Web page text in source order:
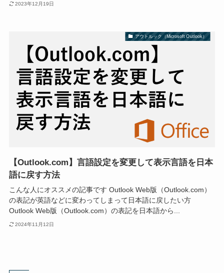
2023年12月19日
アウトルック（Microsoft Outlook）
【Outlook.com】言語設定を変更して表示言語を日本
語に戻す方法
こんな人にオススメの記事です Outlook Web版（Outlook.com）
の表記が英語などに変わってしまって日本語に戻したい方
Outlook Web版（Outlook.com）の表記を日本語から...
2024年11月12日